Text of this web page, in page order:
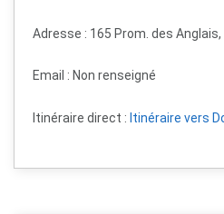
Adresse : 165 Prom. des
Email : Non renseigné
Itinéraire direct : Itinéraire vers